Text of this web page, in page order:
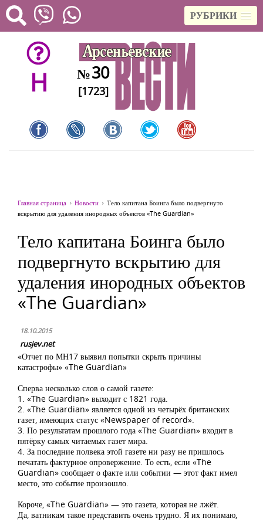
РУБРИКИ
H №30
[1723]
Главная страница Новости
Тело капитана Боинга было подвергнуто
вскрытию для удаления инородных объектов «The Guardian»
Тело капитана Боинга было
подвергнуто вскрытию для
удаления инородных объектов
«The Guardian»
18.10.2015
rusjev.net
«Отчет по МН17 выявил попытки скрыть причины
катастрофы» «The Guardian»
Сперва несколько слов о самой газете:
1. «The Guardian» выходит с 1821 года.
2. «The Guardian» является одной из четырёх британских
газет, имеющих статус «Newspaper of record».
3. По результатам прошлого года «The Guardian» входит в
пятёрку самых читаемых газет мира.
4. За последние полвека этой газете ни разу не пришлось
печатать фактурное опровержение. То есть, если «The
Guardian» сообщает о факте или событии — этот факт имел
место, это событие произошло.
Короче, «The Guardian» — это газета, которая не лжёт.
Да, ватникам такое представить очень трудно. Я их понимаю,